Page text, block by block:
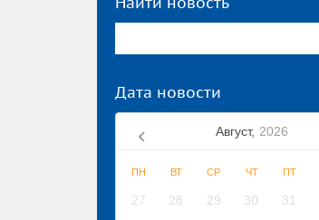
Дата новости
Август, 2026
ПН ВТ СР ЧТ ПТ
27 28 29 30 31